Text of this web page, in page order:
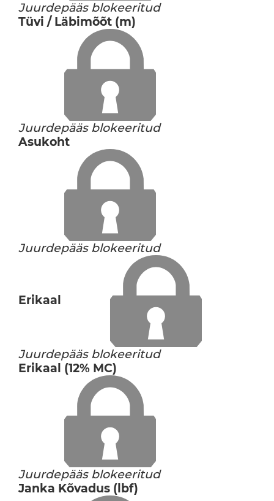
Juurdepääs blokeeritud
Tüvi / Läbimõõt (m)
Juurdepääs blokeeritud
Asukoht
Juurdepääs blokeeritud
Erikaal
Juurdepääs blokeeritud
Erikaal (12% MC)
Juurdepääs blokeeritud
Janka Kõvadus (lbf)